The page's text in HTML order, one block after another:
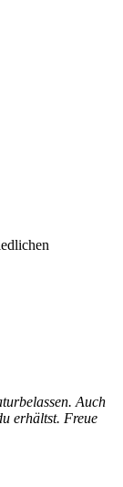
Auch
erhältst. Freue